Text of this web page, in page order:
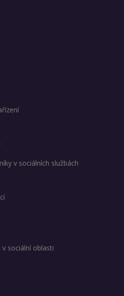
v sociálních službách
sociální oblasti